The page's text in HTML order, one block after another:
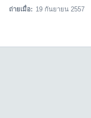
ถ่ายเมื่อ: 19 กันยายน 2557